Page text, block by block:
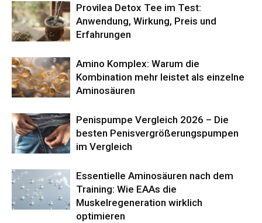
Provilea Detox Tee im Test:
Anwendung, Wirkung, Preis und
Erfahrungen
Amino Komplex: Warum die
Kombination mehr leistet als einzelne
Aminosäuren
Penispumpe Vergleich 2026 – Die
besten Penisvergrößerungspumpen
im Vergleich
Essentielle Aminosäuren nach dem
Training: Wie EAAs die
Muskelregeneration wirklich
optimieren